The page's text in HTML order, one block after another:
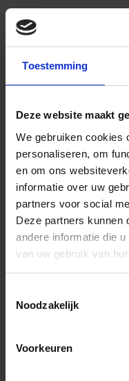
Toestemming
Deze website maakt
We gebruiken cookies
personaliseren, om
en om ons
informatie over uw
partners voor social
Deze partners kunnen
andere informatie die
van uw gebruik van
Noodzakelijk
Voorkeuren